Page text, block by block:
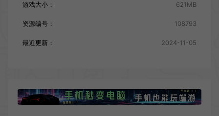
游戏大小： 621MB
资源编号： 108793
最近更新： 2024-11-05